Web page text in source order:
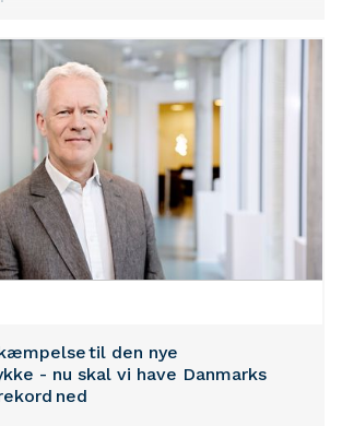
til den nye
- nu skal vi have Danmarks
ned